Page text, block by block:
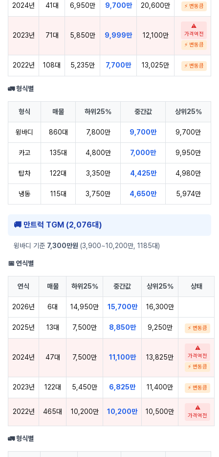
2024년 41대 6,950만 9,700만 20,600만 ⚡ 변동큼
2023년 71대 5,850만 9,999만 12,100만
⚠
가격역전
⚡ 변동큼
2022년 108대 5,235만 7,700만 13,025만 ⚡ 변동큼
🚛 형식별
형식 매물 하위25% 중간값 상위25%
윙바디 860대 7,800만 9,700만 9,700만
카고 135대 4,800만 7,000만 9,950만
탑차 122대 3,350만 4,425만 4,980만
냉동 115대 3,750만 4,650만 5,974만
🚚 만트럭 TGM (2,076대)
윙바디 기준 7,300만원 (3,900~10,200만, 1185대)
📅 연식별
연식 매물 하위25% 중간값 상위25% 상태
2026년 6대 14,950만 15,700만 16,300만
2025년 13대 7,500만 8,850만 9,250만 ⚡ 변동큼
2024년 47대 7,500만 11,100만 13,825만
⚠
가격역전
⚡ 변동큼
2023년 122대 5,450만 6,825만 11,400만 ⚡ 변동큼
2022년 465대 10,200만 10,200만 10,500만
⚠
가격역전
🚛 형식별